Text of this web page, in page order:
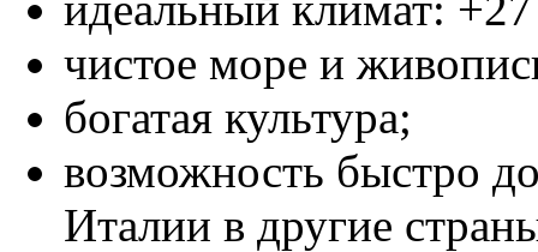
чистое море и
богатая культура;
возможность быстро
Италии в другие